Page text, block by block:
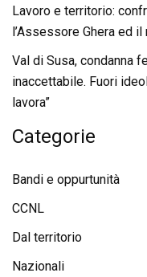
Lavoro e territorio:
l’Assessore Ghera ed
Val di Susa, condanna
inaccettabile. Fuori
lavora”
Categorie
Bandi e oppurtunità
CCNL
Dal territorio
Nazionali